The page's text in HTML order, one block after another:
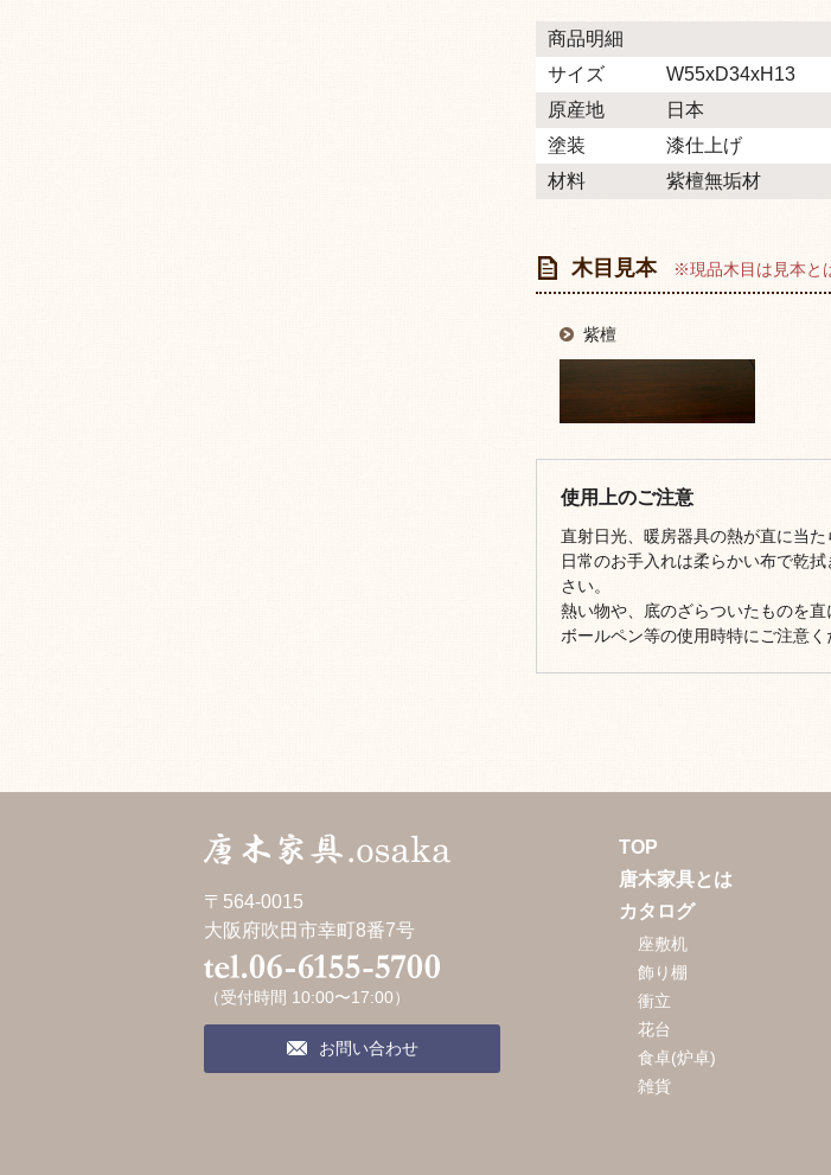
商品明細
サイズ
W55xD34xH13
原産地
日本
塗装
漆仕上げ
材料
紫檀無垢材
木目見本 ※現品木目は見本と
紫檀
使用上のご注意
直射日光、暖房器具の熱が直に当た
日常のお手入れは柔らかい布で乾
さい。
熱い物や、底のざらついたものを
ボールペン等の使用時特にご注意
〒564-0015
大阪府吹田市幸町8番7号
（受付時間 10:00〜17:00）
お問い合わせ
TOP
唐木家具とは
カタログ
座敷机
飾り棚
衝立
花台
食卓(炉卓)
雑貨